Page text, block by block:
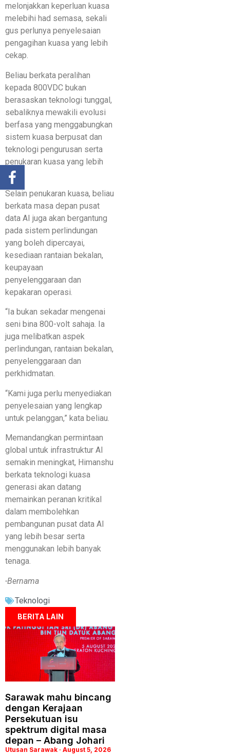
melonjakkan keperluan kuasa
melebihi had semasa, sekali
gus perlunya penyelesaian
pengagihan kuasa yang lebih
cekap.
Beliau berkata peralihan
kepada 800VDC bukan
berasaskan teknologi tunggal,
sebaliknya mewakili evolusi
berfasa yang menggabungkan
sistem kuasa berpusat dan
teknologi pengurusan serta
penukaran kuasa yang lebih
maju.
Selain penukaran kuasa, beliau
berkata masa depan pusat
data AI juga akan bergantung
pada sistem perlindungan
yang boleh dipercayai,
kesediaan rantaian bekalan,
keupayaan
penyelenggaraan dan
kepakaran operasi.
“Ia bukan sekadar mengenai
seni bina 800-volt sahaja. Ia
juga melibatkan aspek
perlindungan, rantaian bekalan,
penyelenggaraan dan
perkhidmatan.
“Kami juga perlu menyediakan
penyelesaian yang lengkap
untuk pelanggan,” kata beliau.
Memandangkan permintaan
global untuk infrastruktur AI
semakin meningkat, Himanshu
berkata teknologi kuasa
generasi akan datang
memainkan peranan kritikal
dalam membolehkan
pembangunan pusat data AI
yang lebih besar serta
menggunakan lebih banyak
tenaga.
-Bernama
Teknologi
BERITA LAIN
Sarawak mahu bincang
dengan Kerajaan
Persekutuan isu
spektrum digital masa
depan – Abang Johari
Utusan Sarawak August 5, 2026